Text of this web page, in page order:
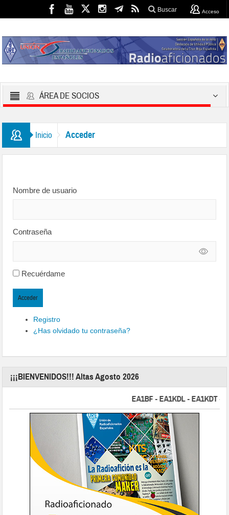
Buscar Acceso
ÁREA DE SOCIOS
Inicio Acceder
Nombre de usuario
Contraseña
Recuérdame
Acceder
Registro
¿Has olvidado tu contraseña?
¡¡¡BIENVENIDOS!!! Altas Agosto 2026
EA1BF - EA1KDL - EA1KDT -